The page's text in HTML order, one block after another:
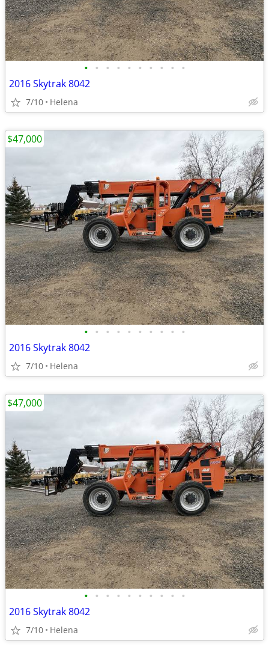
• • • • • • • • • •
2016 Skytrak 8042
7/10 Helena
• • • • • • • • • •
2016 Skytrak 8042
7/10 Helena
$47,000
• • • • • • • • • •
2016 Skytrak 8042
7/10 Helena
$47,000